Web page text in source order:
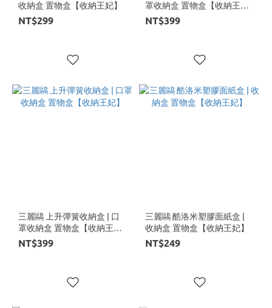
收納盒 置物盒【收納王妃】
NT$299
罩收納盒 置物盒【收納王
妃】
NT$399
三麗鷗 上升彈簧收納盒 | 口
罩收納盒 置物盒【收納王
妃】
NT$399
三麗鷗 酷洛米塑膠面紙盒 |
收納盒 置物盒【收納王妃】
NT$249